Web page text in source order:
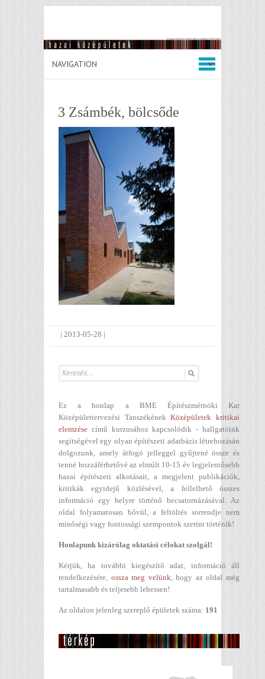
3 Zsámbék, bölcsőde
| 2013-05-28 |
Ez a honlap a BME Építészmérnöki Kar
Középülettervezési TanszékénekKözépületek kritikai
elemzése című kurzusához kapcsolódik - hallgatóink
segítségével egy olyan építészeti adatbázis létrehozásán
dolgozunk, amely átfogó jelleggel gyűjtené össze és
tenné hozzáférhetővé az elmúlt 10-15 év legjelentősebb
hazai építészeti alkotásait, a megjelent publikációk,
kritikák egyidejű közlésével, a fellelhető összes
információ egy helyre történő becsatornázásával. Az
oldal folyamatosan bővül, a feltöltés sorrendje nem
minőségi vagy fontossági szempontok szerint történik!
Honlapunk kizárólag oktatási célokat szolgál!
Kérjük, ha további kiegészítő adat, információ áll
rendelkezésére, ossza meg velünk , hogy az oldal még
tartalmasabb és teljesebb lehessen!
Az oldalon jelenleg szereplő épületek száma: 191